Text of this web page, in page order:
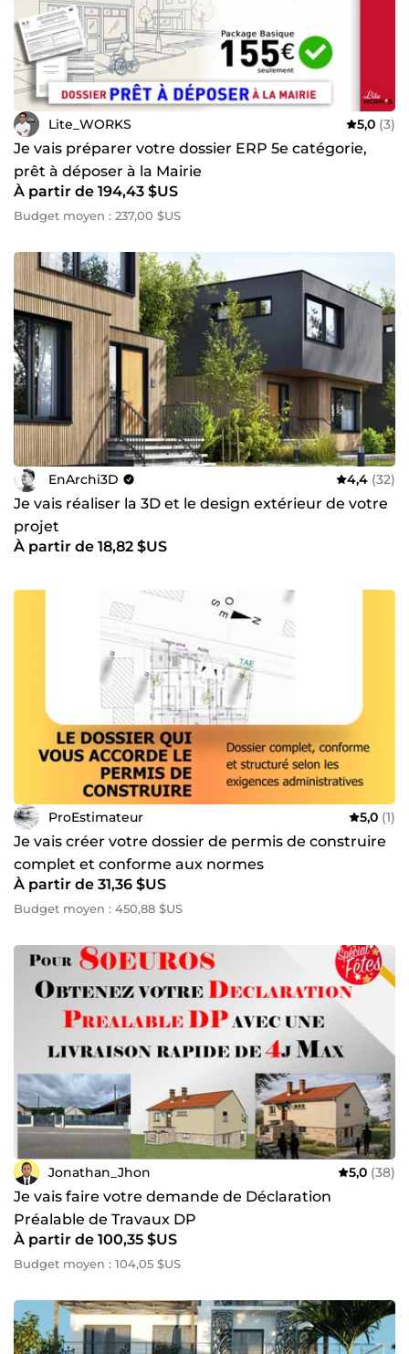
Lite_WORKS 5,0 (3)
Je vais préparer votre dossier ERP 5e catégorie,
prêt à déposer à la Mairie
À partir de 194,43 $US
Budget moyen : 237,00 $US
EnArchi3D 4,4 (32)
Je vais réaliser la 3D et le design extérieur de votre
projet
À partir de 18,82 $US
ProEstimateur 5,0 (1)
Je vais créer votre dossier de permis de construire
complet et conforme aux normes
À partir de 31,36 $US
Budget moyen : 450,88 $US
Jonathan_Jhon 5,0 (38)
Je vais faire votre demande de Déclaration
Préalable de Travaux DP
À partir de 100,35 $US
Budget moyen : 104,05 $US